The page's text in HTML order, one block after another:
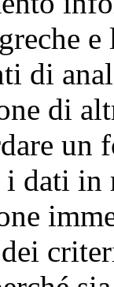
di
di
un
dati in